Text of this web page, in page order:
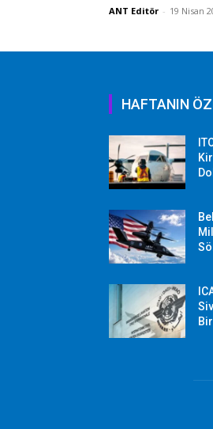
ANT Editör - 19 Nisan
HAFTANIN